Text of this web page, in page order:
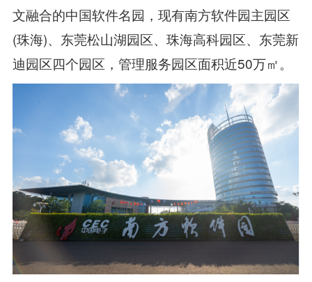
文融合的中国软件名园，现有南方软件园主园区
(珠海)、东莞松山湖园区、珠海高科园区、东莞新
迪园区四个园区，管理服务园区面积近50万㎡。